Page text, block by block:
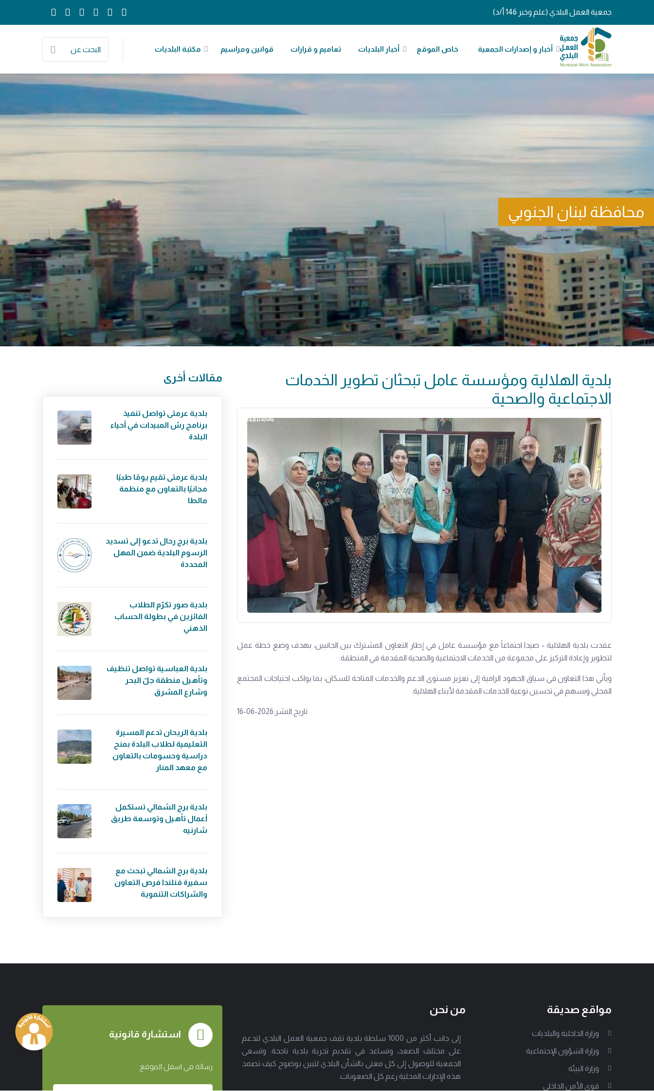
جمعية العمل البلدي (علم وخبر 146 أ/د)
أخبار و إصدارات الجمعية خاص الموقع أخبار البلديات تعاميم و قرارات قوانين ومراسيم مكتبة البلديات البحث عن
محافظة لبنان الجنوبي
بلدية الهلالية ومؤسسة عامل تبحثان تطوير الخدمات
الاجتماعية والصحية
عقدت بلدية الهلالية - صيدا اجتماعاً مع مؤسسة عامل في إطار التعاون المشترك بين الجانبين، بهدف وضع خطة عمل
لتطوير وإعادة التركيز على مجموعة من الخدمات الاجتماعية والصحية المقدمة في المنطقة.
ويأتي هذا التعاون في سياق الجهود الرامية إلى تعزيز مستوى الدعم والخدمات المتاحة للسكان، بما يواكب احتياجات المجتمع
المحلي ويسهم في تحسين نوعية الخدمات المقدمة لأبناء الهلالية.
تاريخ النشر:2026-06-16
مقالات أخرى
بلدية عرمتى تواصل تنفيذ
برنامج رش المبيدات في أحياء
البلدة
بلدية عرمتى تقيم يومًا طبيًا
مجانيًا بالتعاون مع منظمة
مالطا
بلدية برج رحال تدعو إلى تسديد
الرسوم البلدية ضمن المهل
المحددة
بلدية صور تكرّم الطلاب
الفائزين في بطولة الحساب
الذهني
بلدية العباسية تواصل تنظيف
وتأهيل منطقة جلّ البحر
وشارع المشرق
بلدية الريحان تدعم المسيرة
التعليمية لطلاب البلدة بمنح
دراسية وحسومات بالتعاون
مع معهد المنار
بلدية برج الشمالي تستكمل
أعمال تأهيل وتوسعة طريق
شارنيه
بلدية برج الشمالي تبحث مع
سفيرة فنلندا فرص التعاون
والشراكات التنموية
مواقع صديقة
وزارة الداخلية والبلديات
وزارة الشؤون الإجتماعية
وزارة البيئة
قوى الأمن الداخلي
من نحن
إلى جانب أكثر من 1000 سلطة بلدية تقف جمعية العمل البلدي لتدعم
على مختلف الصعد، وتساعد في تقديم تجربة بلدية ناجحة. وتسعى
الجمعية للوصول إلى كل معني بالشأن البلدي لتبين بوضوح كيف تصمد
هذه الإدارات المحلية رغم كل الصعوبات.
استشارة قانونية
رسالة في اسفل الموقع